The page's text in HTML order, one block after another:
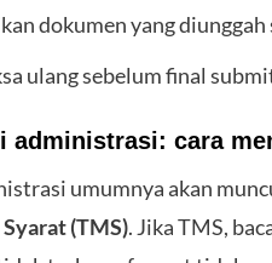
dokumen yang
ulang sebelum final
administrasi: cara
umumnya akan
(TMS). Jika TMS,